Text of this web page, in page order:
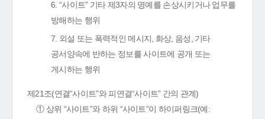
6. “사이트” 기타 제3자의 명예를 손상시키거나 업무를
방해하는 행위
7. 외설 또는 폭력적인 메시지, 화상, 음성, 기타
공서양속에 반하는 정보를 사이트에 공개 또는
게시하는 행위
제21조(연결“사이트”와 피연결“사이트” 간의 관계)
① 상위 “사이트”와 하위 “사이트”이 하이퍼링크(예: